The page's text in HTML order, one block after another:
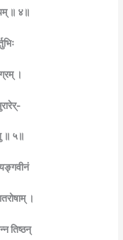
॥ ४॥
।
॥ ५॥
।
तिष्ठन्